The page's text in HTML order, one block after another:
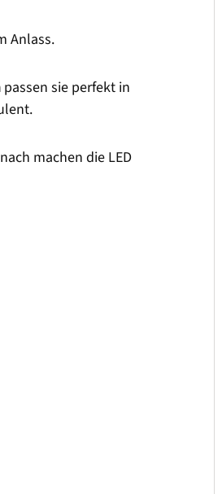
Anlass.
passen sie perfekt in
machen die LED